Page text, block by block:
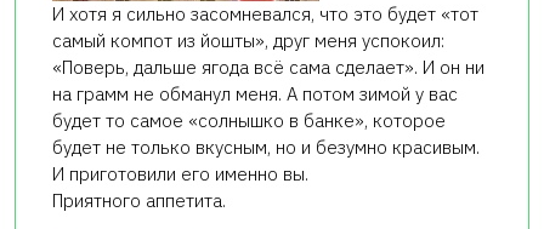
И хотя я сильно засомневался, что это будет «тот
самый компот из йошты», друг меня успокоил:
«Поверь, дальше ягода всё сама сделает». И он ни
на грамм не обманул меня. А потом зимой у вас
будет то самое «солнышко в банке», которое
будет не только вкусным, но и безумно красивым.
И приготовили его именно вы.
Приятного аппетита.